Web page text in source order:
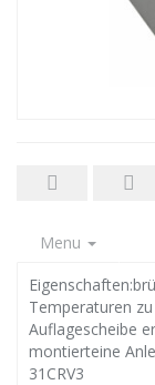
Menu
Temperaturen
Auflagescheibe
montierteine
31CRV3